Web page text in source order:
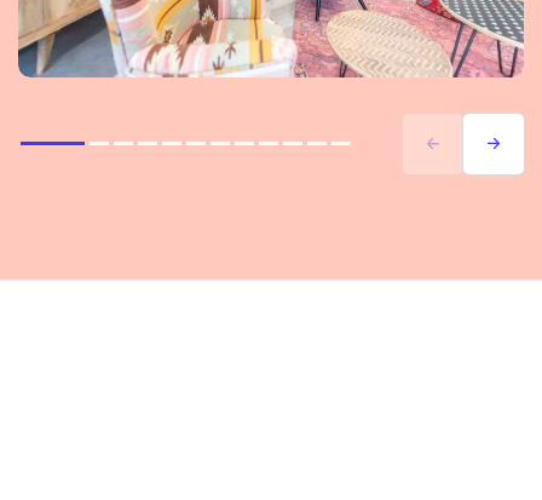
PreviousNext